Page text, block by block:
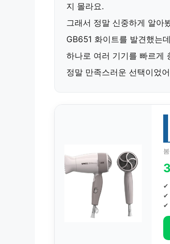
지 몰라요.
그래서 정말 신중하게 알아
GB651 화이트를 발견했는
하나로 여러 기기를 빠르게
정말 만족스러운 선택이었
✔
✔
✔